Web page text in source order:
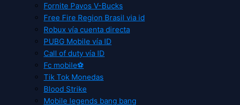
Fornite Pavos V-Bucks
Free Fire Region Brasil via id
Robux vía cuenta directa
PUBG Mobile vía ID
Call of duty vía ID
Fc mobile⚽
Tik Tok Monedas
Blood Strike
Mobile legends bang bang